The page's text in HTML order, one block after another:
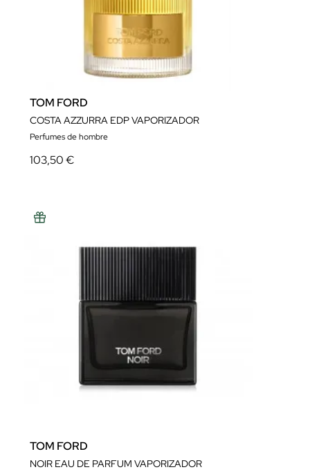
TOM FORD
COSTA AZZURRA EDP VAPORIZADOR
Perfumes de hombre
103,50 €
TOM FORD
NOIR EAU DE PARFUM VAPORIZADOR